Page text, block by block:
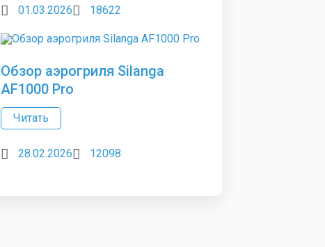
01.03.2026 18622
Обзор аэрогриля Silanga
AF1000 Pro
Читать
28.02.2026 12098